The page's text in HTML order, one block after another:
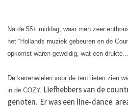
Na de 55+ middag, waar men zeer
het “Hollands muziek gebeuren en de
opkomst waren geweldig, wat een
De karrenwielen voor de tent lieten zien
in de COZY. Liefhebbers van de
genoten. Er was een line-dance